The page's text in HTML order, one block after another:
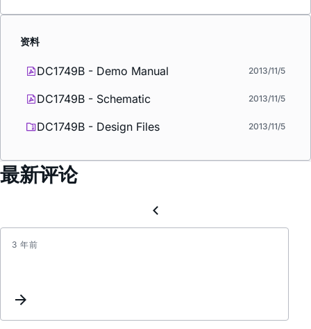
资料
DC1749B - Demo Manual 2013/11/5
DC1749B - Schematic 2013/11/5
DC1749B - Design Files 2013/11/5
最新评论
3 年前